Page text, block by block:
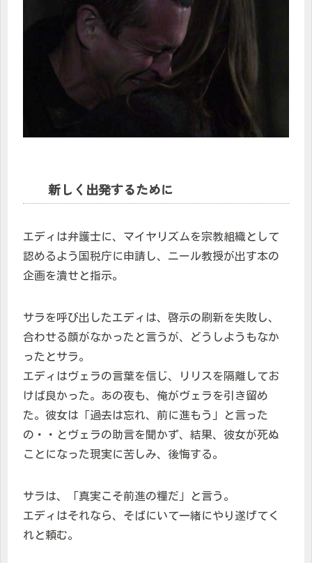
新しく出発するために
エディは弁護士に、マイヤリズムを宗教組織として
認めるよう国税庁に申請し、ニール教授が出す本の
企画を潰せと指示。
サラを呼び出したエディは、啓示の刷新を失敗し、
合わせる顔がなかったと言うが、どうしようもなか
ったとサラ。
エディはヴェラの言葉を信じ、リリスを隔離してお
けば良かった。あの夜も、俺がヴェラを引き留め
た。彼女は「過去は忘れ、前に進もう」と言った
の・・とヴェラの助言を聞かず、結果、彼女が死ぬ
ことになった現実に苦しみ、後悔する。
サラは、「真実こそ前進の糧だ」と言う。
エディはそれなら、そばにいて一緒にやり遂げてく
れと頼む。